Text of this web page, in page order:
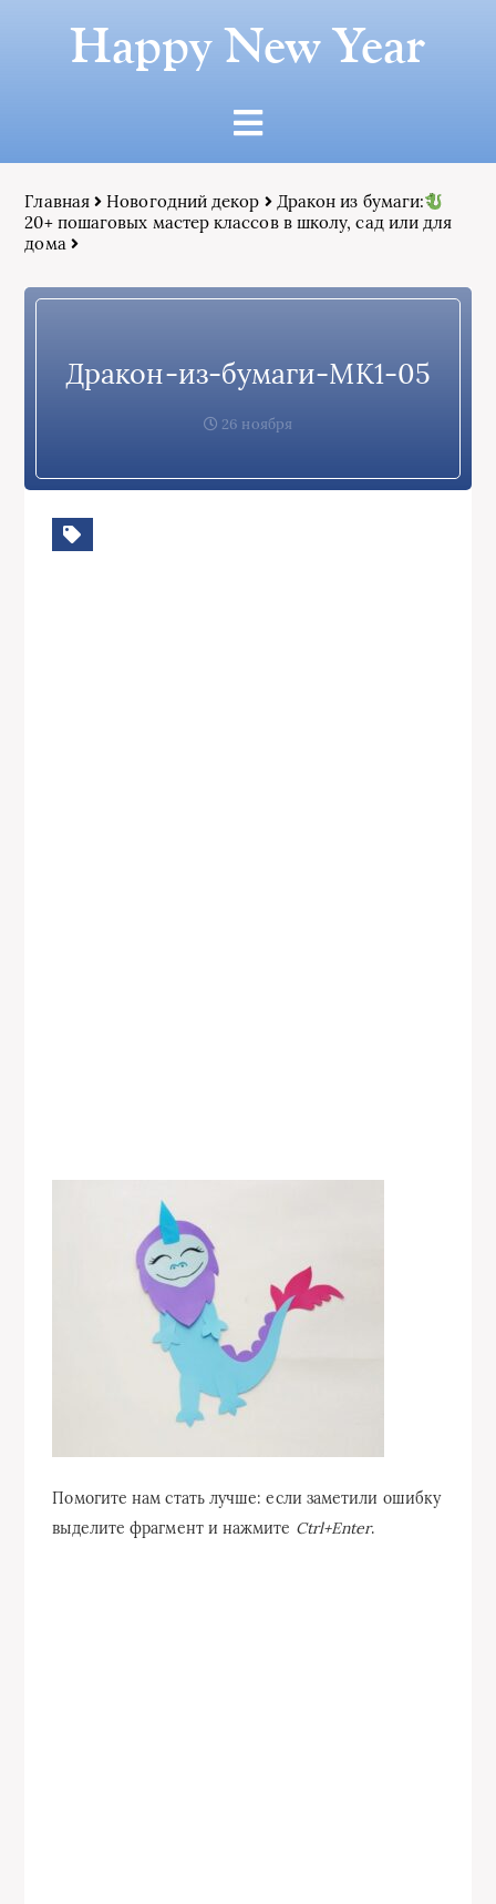
Happy New Year
Главная Новогодний декор
Дракон из бумаги:
20+ пошаговых мастер классов в школу, сад или для
дома
Дракон-из-бумаги-МК1-05
26 ноября
Помогите нам стать лучше: если заметили ошибку
выделите фрагмент и нажмите Ctrl+Enter.